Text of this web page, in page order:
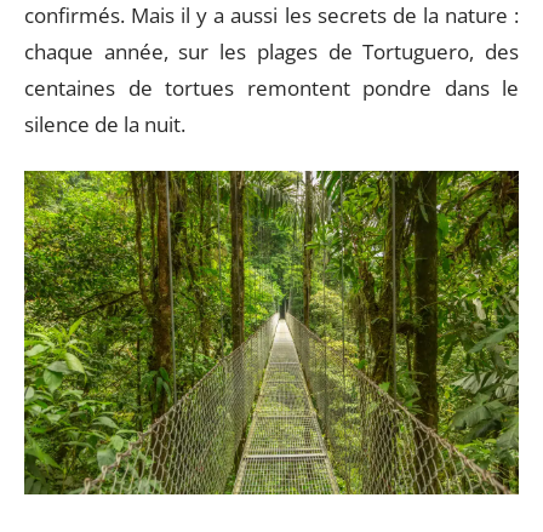
confirmés. Mais il y a aussi les secrets de la nature :
chaque année, sur les plages de Tortuguero, des
centaines de tortues remontent pondre dans le
silence de la nuit.